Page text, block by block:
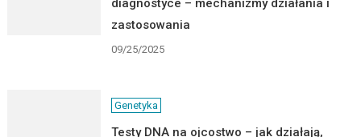
diagnostyce – mechanizmy działania i
zastosowania
09/25/2025
Genetyka
Testy DNA na ojcostwo – jak działają,